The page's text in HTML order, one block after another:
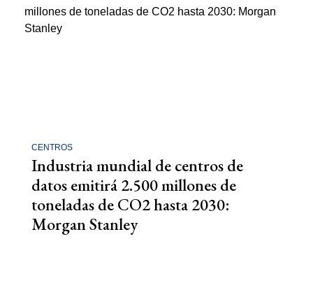
CENTROS
Industria mundial de centros de
datos emitirá 2.500 millones de
toneladas de CO2 hasta 2030:
Morgan Stanley